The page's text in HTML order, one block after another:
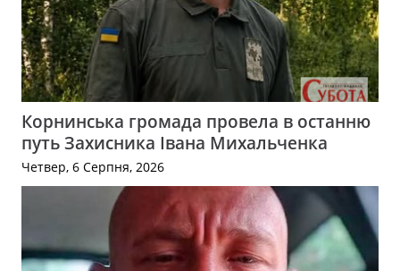
Корнинська громада провела в останню
путь Захисника Івана Михальченка
Четвер, 6 Серпня, 2026